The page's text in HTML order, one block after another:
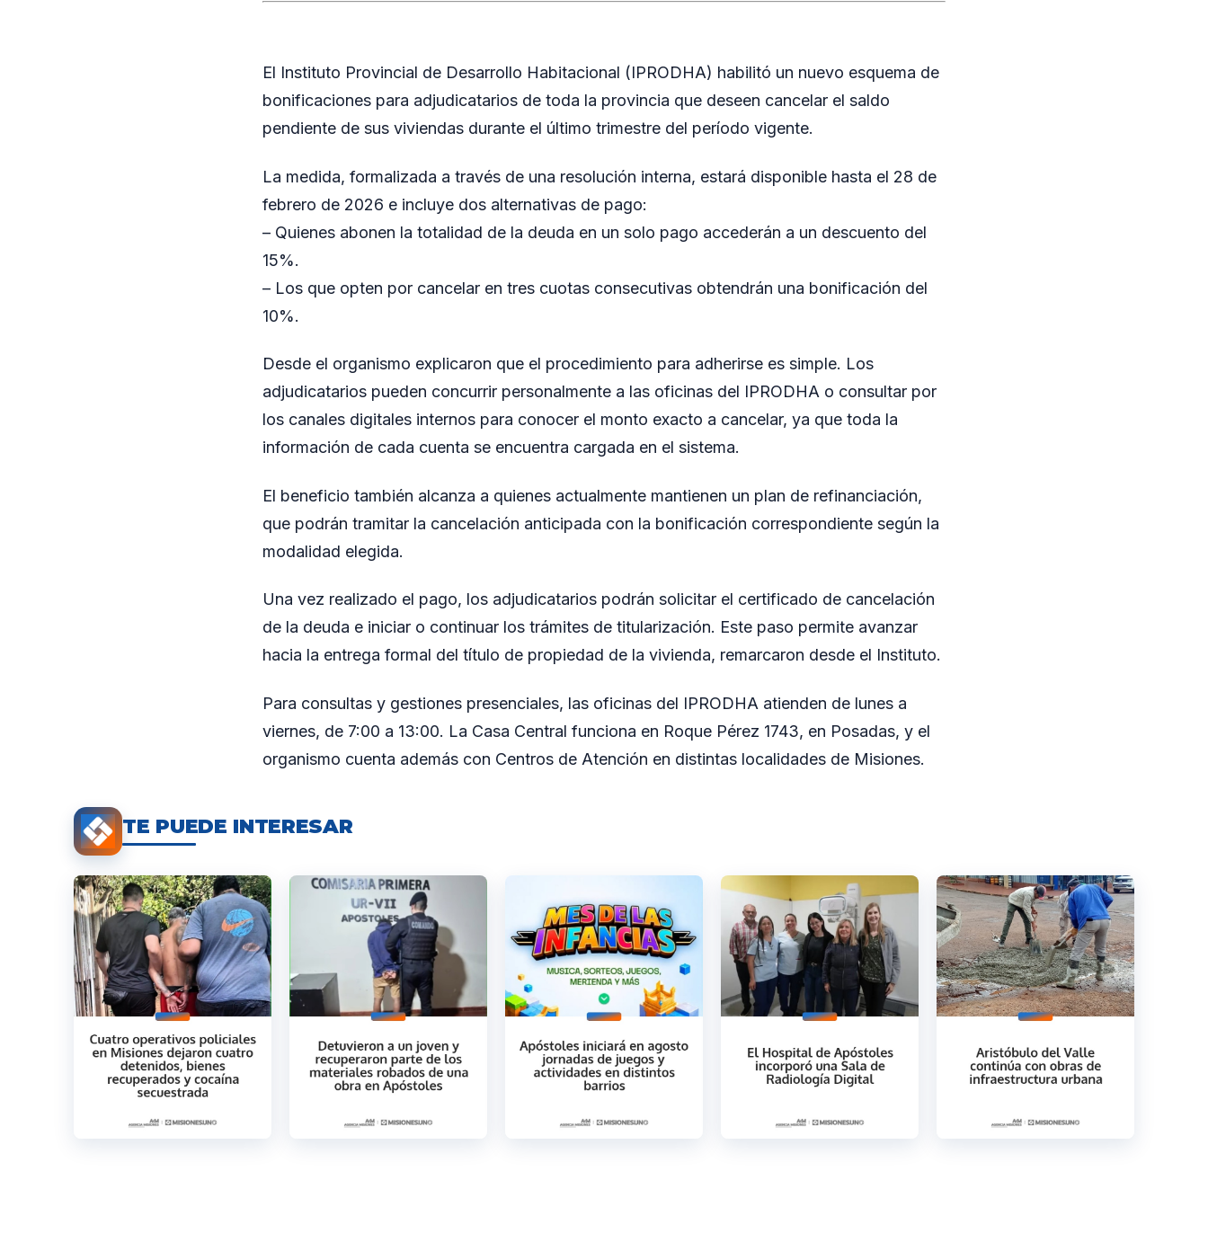
El Instituto Provincial de Desarrollo Habitacional (IPRODHA) habilitó un nuevo esquema de
bonificaciones para adjudicatarios de toda la provincia que deseen cancelar el saldo
pendiente de sus viviendas durante el último trimestre del período vigente.
La medida, formalizada a través de una resolución interna, estará disponible hasta el 28 de
febrero de 2026 e incluye dos alternativas de pago:
– Quienes abonen la totalidad de la deuda en un solo pago accederán a un descuento del
15%.
– Los que opten por cancelar en tres cuotas consecutivas obtendrán una bonificación del
10%.
Desde el organismo explicaron que el procedimiento para adherirse es simple. Los
adjudicatarios pueden concurrir personalmente a las oficinas del IPRODHA o consultar por
los canales digitales internos para conocer el monto exacto a cancelar, ya que toda la
información de cada cuenta se encuentra cargada en el sistema.
El beneficio también alcanza a quienes actualmente mantienen un plan de refinanciación,
que podrán tramitar la cancelación anticipada con la bonificación correspondiente según la
modalidad elegida.
Una vez realizado el pago, los adjudicatarios podrán solicitar el certificado de cancelación
de la deuda e iniciar o continuar los trámites de titularización. Este paso permite avanzar
hacia la entrega formal del título de propiedad de la vivienda, remarcaron desde el Instituto.
Para consultas y gestiones presenciales, las oficinas del IPRODHA atienden de lunes a
viernes, de 7:00 a 13:00. La Casa Central funciona en Roque Pérez 1743, en Posadas, y el
organismo cuenta además con Centros de Atención en distintas localidades de Misiones.
TE PUEDE INTERESAR